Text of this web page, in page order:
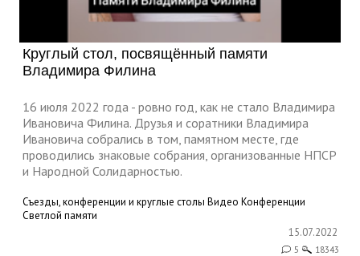
Круглый стол, посвящённый памяти
Владимира Филина
16 июля 2022 года - ровно год, как не стало Владимира
Ивановича Филина. Друзья и соратники Владимира
Ивановича собрались в том, памятном месте, где
проводились знаковые собрания, организованные НПСР
и Народной Солидарностью.
Съезды, конференции и круглые столы Видео Конференции
Светлой памяти
15.07.2022
5 18343